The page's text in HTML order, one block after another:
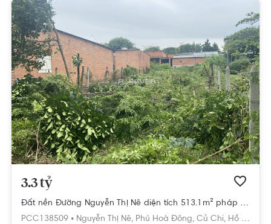
3.3 tỷ
Đất nền Đường Nguyễn Thị Nê diện tích 513.1m² pháp lý sổ hồng.
PCC138509 • Nguyễn Thị Nê, Phú Hoà Đông, Củ Chi, Hồ Chí Minh